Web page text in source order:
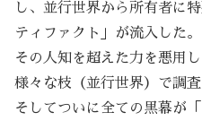
し、並行世界から所有者に
ティファクト」が流入した。
その人知を超えた力を悪用
様々な枝（並行世界）で調
そしてついに全ての黒幕が